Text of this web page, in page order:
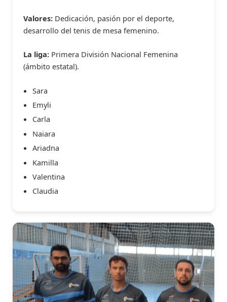
Valores: Dedicación, pasión por el deporte,
desarrollo del tenis de mesa femenino.
La liga: Primera División Nacional Femenina
(ámbito estatal).
Sara
Emyli
Carla
Naiara
Ariadna
Kamilla
Valentina
Claudia